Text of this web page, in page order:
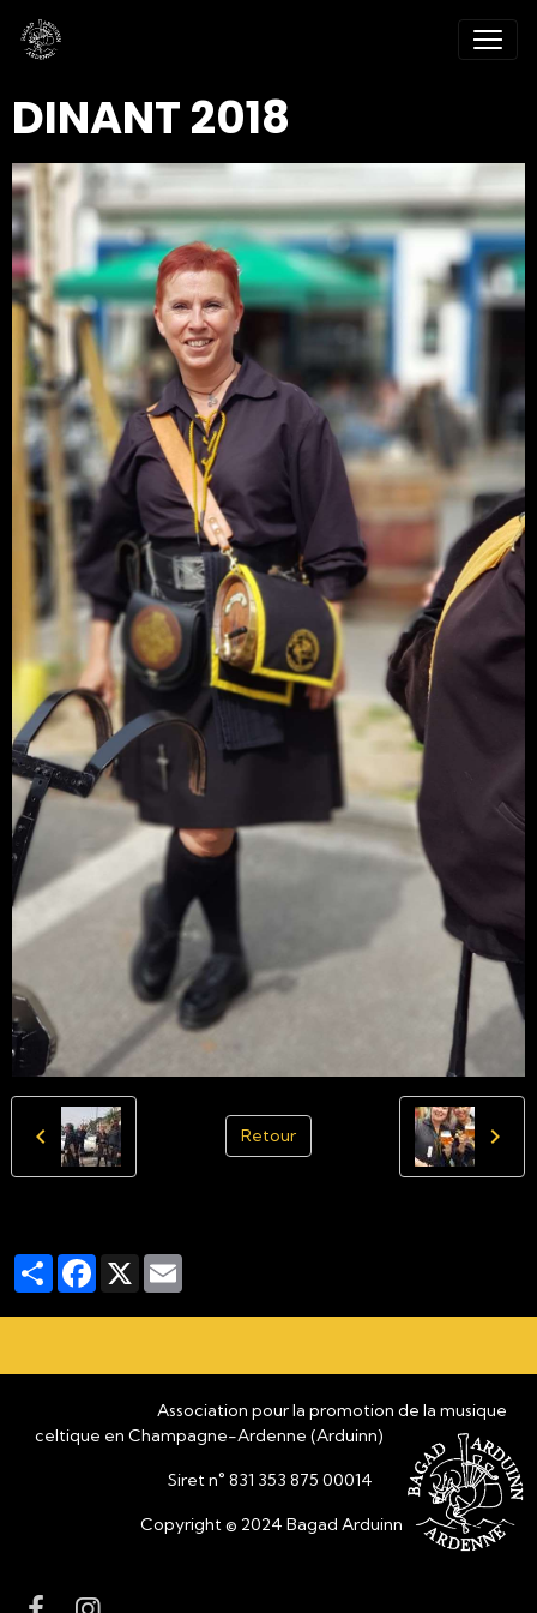
DINANT 2018
Retour
PartagerFacebook
X
Association pour la promotion de la musique
celtique en Champagne-Ardenne (Arduinn)
Siret n° 831 353 875 00014
Copyright © 2024 Bagad Arduinn